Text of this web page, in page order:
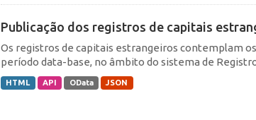
Publicação dos registros de capitais
Os registros de capitais estrangeiros contemplam
período data-base, no âmbito do sistema de
HTML API OData JSON